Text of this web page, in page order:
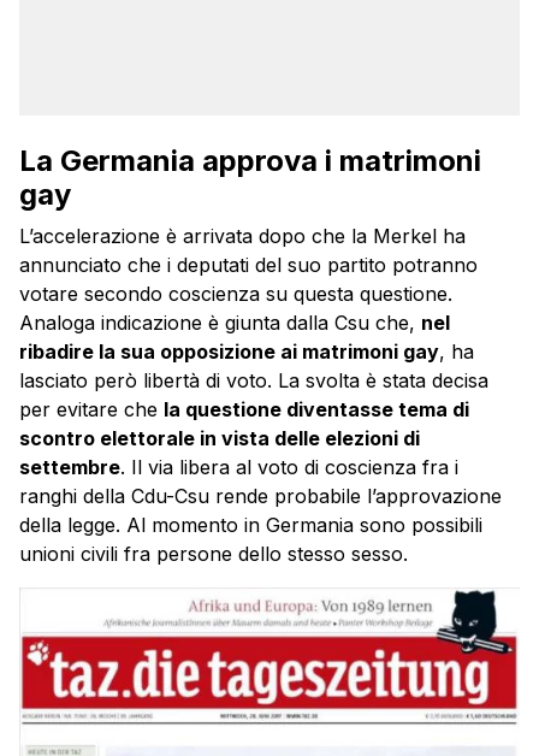
La Germania approva i matrimoni
gay
L’accelerazione è arrivata dopo che la Merkel ha
annunciato che i deputati del suo partito potranno
votare secondo coscienza su questa questione.
Analoga indicazione è giunta dalla Csu che, nel
ribadire la sua opposizione ai matrimoni gay, ha
lasciato però libertà di voto. La svolta è stata decisa
per evitare che la questione diventasse tema di
scontro elettorale in vista delle elezioni di
settembre. Il via libera al voto di coscienza fra i
ranghi della Cdu-Csu rende probabile l’approvazione
della legge. Al momento in Germania sono possibili
unioni civili fra persone dello stesso sesso.